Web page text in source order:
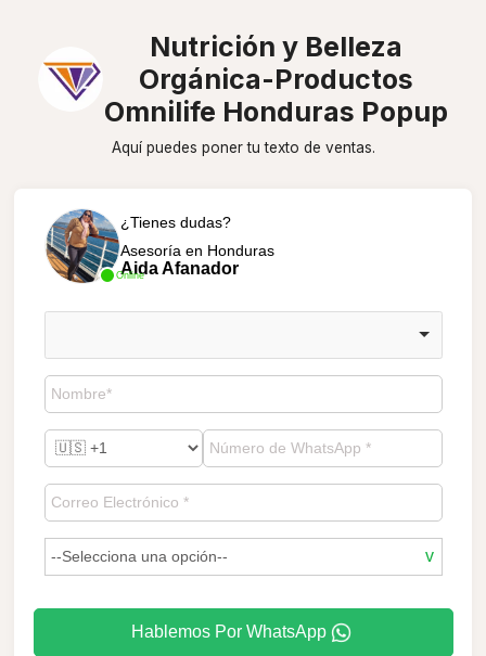
Nutrición y Belleza
Orgánica-Productos
Omnilife Honduras Popup
Aquí puedes poner tu texto de ventas.
Online
¿Tienes dudas?
Asesoría en Honduras
Aida Afanador
Hablemos Por WhatsApp